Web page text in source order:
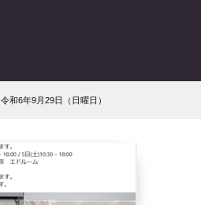
令和6年9月29日（日曜日）